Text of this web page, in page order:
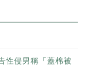
性侵男稱「蓋棉被